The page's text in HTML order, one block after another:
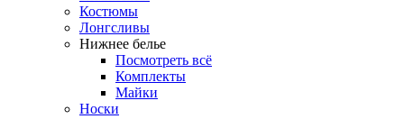
Костюмы
Лонгсливы
Нижнее белье
Посмотреть всё
Комплекты
Майки
Носки